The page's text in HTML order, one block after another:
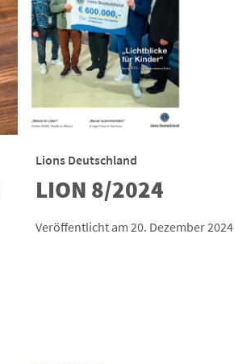
Lions Deutschland
LION 8/2024
Veröffentlicht am 20. Dezember 2024